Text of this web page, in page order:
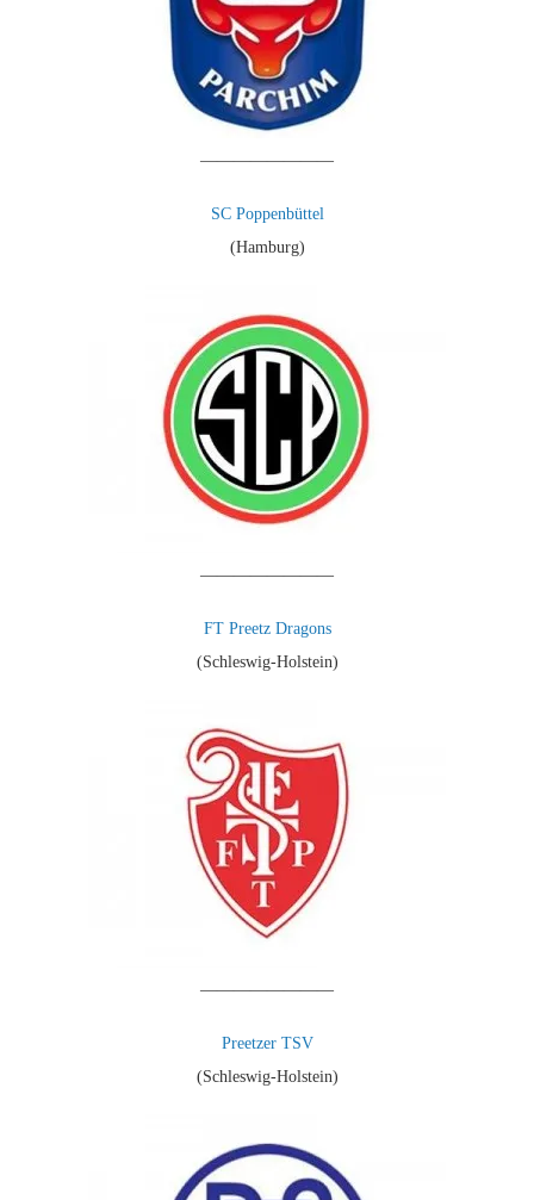
————————
SC Poppenbüttel
(Hamburg)
————————
FT Preetz Dragons
(Schleswig-Holstein)
————————
Preetzer TSV
(Schleswig-Holstein)